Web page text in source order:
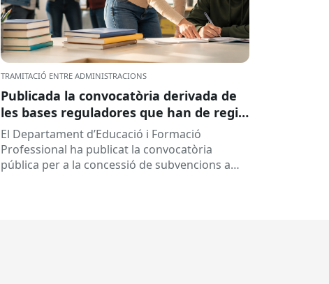
TRAMITACIÓ ENTRE ADMINISTRACIONS
Publicada la convocatòria derivada de
les bases reguladores que han de regir
la concessió de subvencions a centres
educatius, per al desenvolupament de
programes de formació i inserció,
El Departament d’Educació i Formació
Professional ha publicat la convocatòria
pública per a la concessió de subvencions a